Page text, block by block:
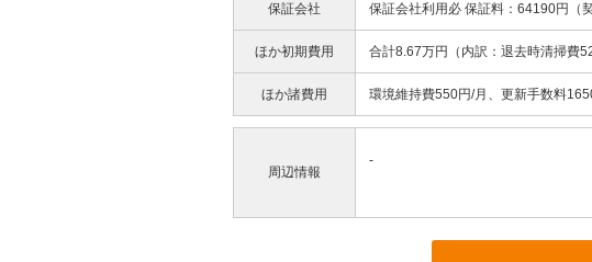
保証会社 保証会社利用必 保証料：64190円（
ほか初期費用 合計8.67万円（内訳：退去時清掃費
ほか諸費用 環境維持費550円/月、更新手数料
周辺情報
-